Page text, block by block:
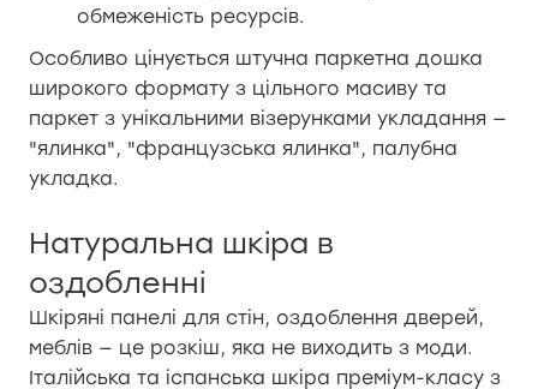
обмеженість ресурсів.
Особливо цінується штучна паркетна дошка
широкого формату з цільного масиву та
паркет з унікальними візерунками укладання —
"ялинка", "французська ялинка", палубна
укладка.
Натуральна шкіра в
оздобленні
Шкіряні панелі для стін, оздоблення дверей,
меблів — це розкіш, яка не виходить з моди.
Італійська та іспанська шкіра преміум-класу з